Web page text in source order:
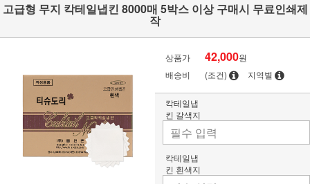
고급형 무지 칵테일냅킨 8000매 5박스 이상 구매시 무료인쇄제
작
상품가 42,000원
배송비
(조건) 지역별
칵테일냅
킨 갈색지
칵테일냅
킨 흰색지